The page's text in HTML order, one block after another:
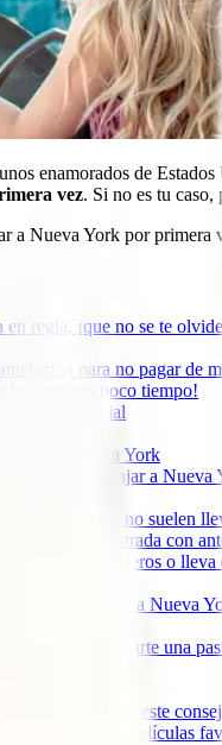
enamorados de
vez. Si no es tu
a Nueva York por primera
regla, ¡que no se te
para no pagar de
le dediques poco tiempo!
esencial
por Nueva York
para viajar a Nueva
los precios no suelen
reserva la entrada con
para viajeros o lleva
para viajar a Nueva
York sin gastarte una
la ciudad
dólar? Apunta este
vuelve a ver tus películas